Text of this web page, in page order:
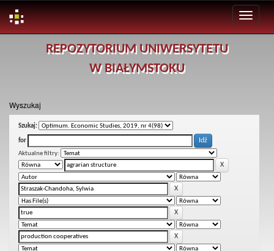
REPOZYTORIUM UNIWERSYTETU
W BIAŁYMSTOKU
Wyszukaj
Szukaj:
for
Aktualne filtry: